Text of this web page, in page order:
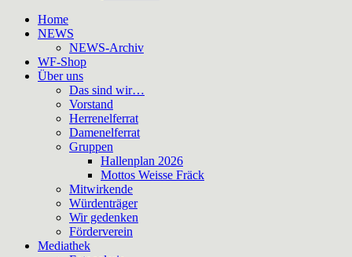
Home
NEWS
NEWS-Archiv
WF-Shop
Über uns
Das sind wir…
Vorstand
Herrenelferrat
Damenelferrat
Gruppen
Hallenplan 2026
Mottos Weisse Fräck
Mitwirkende
Würdenträger
Wir gedenken
Förderverein
Mediathek